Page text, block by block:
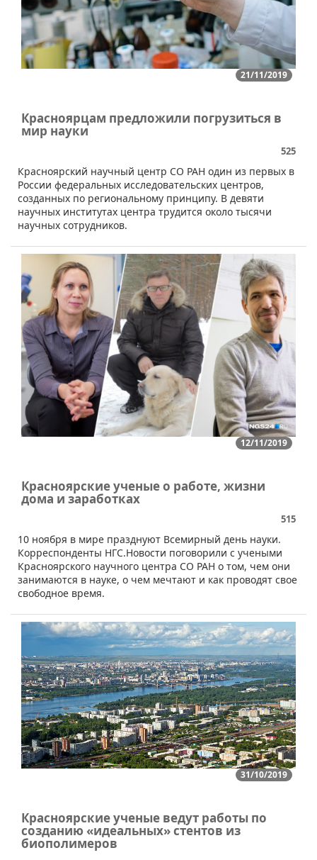
21/11/2019
Красноярцам предложили погрузиться в
мир науки
525
Красноярский научный центр СО РАН один из первых в
России федеральных исследовательских центров,
созданных по региональному принципу. В девяти
научных институтах центра трудится около тысячи
научных сотрудников.
12/11/2019
Красноярские ученые о работе, жизни
дома и заработках
515
10 ноября в мире празднуют Всемирный день науки.
Корреспонденты НГС.Новости поговорили с учеными
Красноярского научного центра СО РАН о том, чем они
занимаются в науке, о чем мечтают и как проводят свое
свободное время.
31/10/2019
Красноярские ученые ведут работы по
созданию «идеальных» стентов из
биополимеров